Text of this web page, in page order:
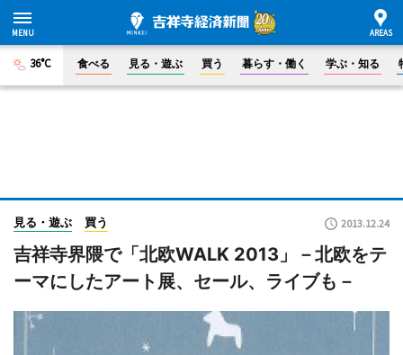
36°C 食べる 見る・遊ぶ 買う 暮らす・働く 学ぶ・知る
見る・遊ぶ 買う 2013.12.24
吉祥寺界隈で「北欧WALK 2013」－北欧をテ
ーマにしたアート展、セール、ライブも－